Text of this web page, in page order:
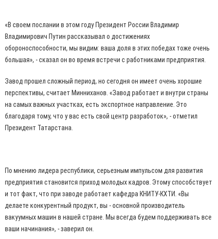
«В своем послании в этом году Президент России Владимир
Владимирович Путин рассказывал о достижениях
обороноспособности, мы видим: ваша доля в этих победах тоже очень
большая», - сказал он во время встречи с работниками предприятия.
Завод прошел сложный период, но сегодня он имеет очень хорошие
перспективы, считает Минниханов. «Завод работает и внутри страны
на самых важных участках, есть экспортное направление. Это
благодаря тому, что у вас есть свой центр разработок», - отметил
Президент Татарстана.
По мнению лидера республики, серьезным импульсом для развития
предприятия становится приход молодых кадров. Этому способствует
и тот факт, что при заводе работает кафедра КНИТУ-КХТИ. «Вы
делаете конкурентный продукт, вы - основной производитель
вакуумных машин в нашей стране. Мы всегда будем поддерживать все
ваши начинания», - заверил он.